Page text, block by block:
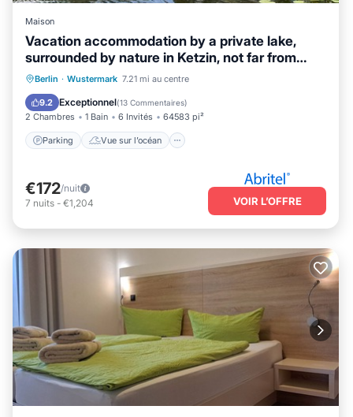
Maison
Vacation accommodation by a private lake,
surrounded by nature in Ketzin, not far from
Berlin
Berlin · Wustermark 7.21 mi au centre
9.2 Exceptionnel(13 Commentaires)
2 Chambres 1 Bain 6 Invités 64583 pi²
Parking Vue sur l’océan
Parking
Vue sur l’océan
Balcon/Terrasse
Vue
€172/nuit
7 nuits - €1,204 VOIR L’OFFRE